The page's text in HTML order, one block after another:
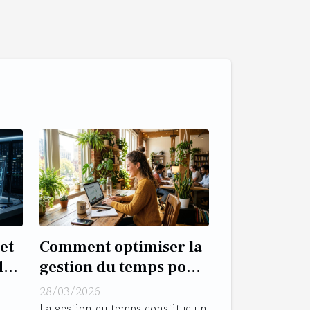
Comment optimiser la
gestion du temps pour
les entrepreneurs ?
28/03/2026